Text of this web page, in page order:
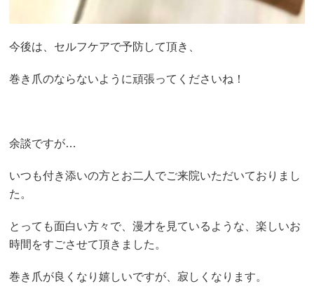
今後は、セルフケアで予防して頂き、
巻き爪のならないように頑張ってくださいね！
余談ですが…
いつも付き添いの方とお二人でご来院いただいておりまし
た。
とっても面白い方々で、漫才を見ているような、楽しいお
時間をすごさせて頂きました。
巻き爪が良くなり嬉しいですが、寂しくなります。